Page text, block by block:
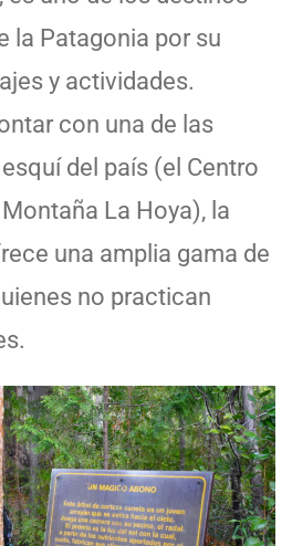
la Patagonia por su
y actividades.
con una de las
del país (el Centro
La Hoya), la
una amplia gama de
no practican